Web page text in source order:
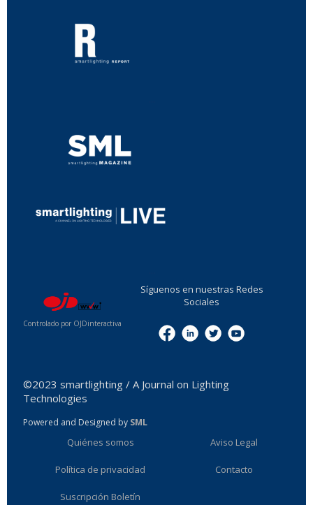
Controlado por OJDinteractiva
Síguenos en nuestras Redes
Sociales
©2023 smartlighting / A Journal on Lighting
Technologies
Powered and Designed by SML
Quiénes somos Aviso Legal
Política de privacidad Contacto
Suscripción Boletín